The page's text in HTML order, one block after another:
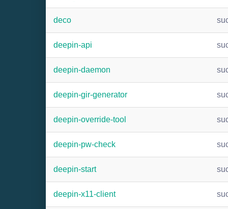
deco
deepin-api
deepin-daemon
deepin-gir-generator
deepin-override-tool
deepin-pw-check
deepin-start
deepin-x11-client